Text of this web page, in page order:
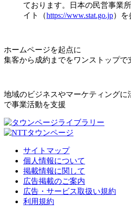
ております。日本の民営事業
イト（https://www.stat.go.jp）を
ホームページを起点に
集客から成約までをワンストップで
地域のビジネスやマーケティングに
で事業活動を支援
サイトマップ
個人情報について
掲載情報に関して
広告掲載のご案内
広告・サービス取扱い規約
利用規約